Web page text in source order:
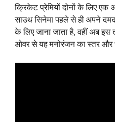
क्रिकेट प्रेमियों दोनों के लिए एक
साउथ सिनेमा पहले से ही अपने
के लिए जाना जाता है, वहीं अब
ओवर से यह मनोरंजन का स्तर और